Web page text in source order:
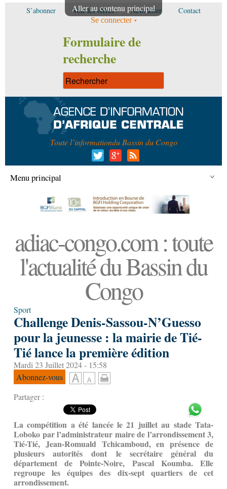
Aller au contenu principal
S’abonner Voir les offres Newsletter Contact
Se connecter
Formulaire de
recherche
Toute l’informationdu Bassin du Congo
Menu principal
adiac-congo.com : toute
l'actualité du Bassin du
Congo
Sport
Challenge Denis-Sassou-N’Guesso
pour la jeunesse : la mairie de Tié-
Tié lance la première édition
Mardi 23 Juillet 2024 - 15:58
Abonnez-vous
Partager :
La compétition a été lancée le 21 juillet au stade Tata-
Loboko par l’administrateur maire de l’arrondissement 3,
Tié-Tié, Jean-Romuald Tchicamboud, en présence de
plusieurs autorités dont le secrétaire général du
département de Pointe-Noire, Pascal Koumba. Elle
regroupe les équipes des dix-sept quartiers de cet
arrondissement.